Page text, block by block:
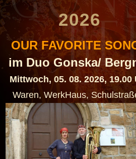
2026
OUR FAVORITE
im Duo Gonska/
Mittwoch, 05. 08. 2026, 19.00
Waren, WerkHaus,